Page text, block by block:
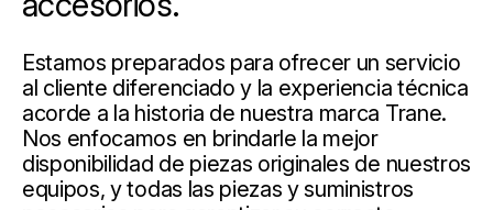
Estamos preparados para ofrecer un servicio
al cliente diferenciado y la experiencia técnica
acorde a la historia de nuestra marca Trane.
Nos enfocamos en brindarle la mejor
disponibilidad de piezas originales de nuestros
equipos, y todas las piezas y suministros